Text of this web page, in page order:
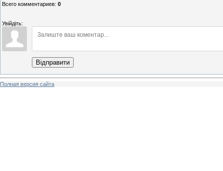
Всего комментариев: 0
Увійдіть:
Відправити
Полная версия сайта